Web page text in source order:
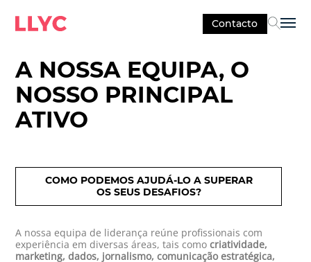
Contacto
A NOSSA EQUIPA, O
NOSSO PRINCIPAL
ATIVO
COMO PODEMOS AJUDÁ-LO A SUPERAR
OS SEUS DESAFIOS?
A nossa equipa de liderança reúne profissionais com
experiência em diversas áreas, tais comocriatividade,
marketing, dados, jornalismo, comunicação estratégica,